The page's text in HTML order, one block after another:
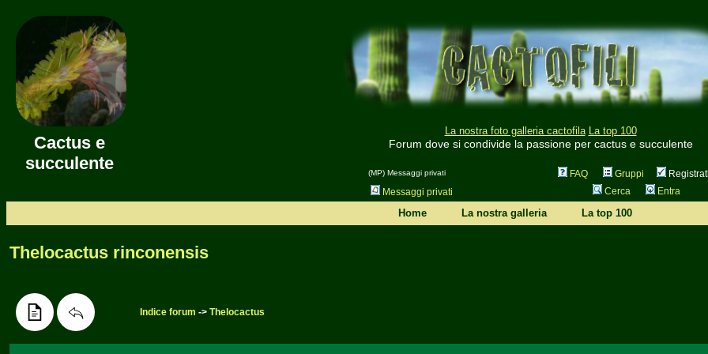
Cactus e
succulente
La nostra foto galleria cactofila La top 100
Forum dove si condivide la passione per cactus e succulente
(MP) Messaggi privati FAQ Gruppi
Messaggi privati
Cerca Entra
Home La nostra galleria La top 100
Thelocactus rinconensis
Indice forum -> Thelocactus